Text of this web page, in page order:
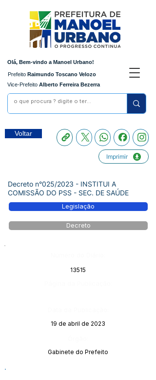
Olá, Bem-vindo a Manoel Urbano!
Prefeito Raimundo Toscano Velozo
Vice-Prefeito Alberto Ferreira Bezerra
Voltar
Imprimir
Decreto n°025/2023 - INSTITUI A
COMISSÃO DO PSS - SEC. DE SAÚDE
Legislação
Decreto
13515
19 de abril de 2023
Gabinete do Prefeito